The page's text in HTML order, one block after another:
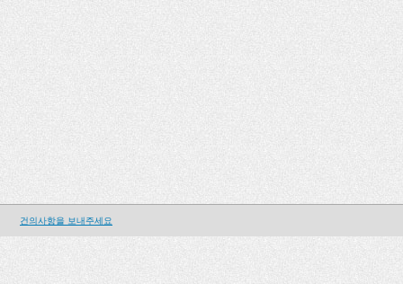
건의사항을 보내주세요